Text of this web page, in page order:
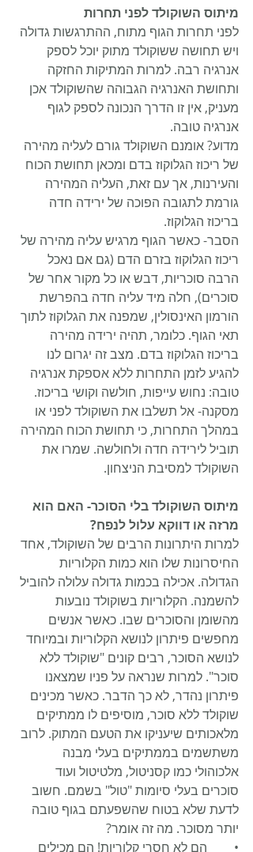
מיתוס השוקולד לפני תחרות
לפני תחרות הגוף מתוח, ההתרגשות גדולה
ויש תחושה ששוקולד מתוק יוכל לספק
אנרגיה רבה. למרות המתיקות החזקה
ותחושת האנרגיה הגבוהה שהשוקולד אכן
מעניק, אין זו הדרך הנכונה לספק לגוף
אנרגיה טובה.
מדוע? אומנם השוקולד גורם לעליה מהירה
של ריכוז הגלוקוז בדם ומכאן תחושת הכוח
והעירנות, אך עם זאת, העליה המהירה
גורמת לתגובה הפוכה של ירידה חדה
בריכוז הגלוקוז.
הסבר- כאשר הגוף מרגיש עליה מהירה של
ריכוז הגלוקוז בזרם הדם (גם אם נאכל
הרבה סוכריות, דבש או כל מקור אחר של
סוכרים), חלה מיד עליה חדה בהפרשת
הורמון האינסולין, שמפנה את הגלוקוז לתוך
תאי הגוף. כלומר, תהיה ירידה מהירה
בריכוז הגלוקוז בדם. מצב זה יגרום לנו
להגיע לזמן התחרות ללא אספקת אנרגיה
טובה: נחוש עייפות, חולשה וקושי בריכוז.
מסקנה- אל תשלבו את השוקולד לפני או
במהלך התחרות, כי תחושת הכוח המהירה
תוביל לירידה חדה ולחולשה. שמרו את
השוקולד למסיבת הניצחון.
מיתוס השוקולד בלי הסוכר- האם הוא
מרזה או דווקא עלול לנפח?
למרות היתרונות הרבים של השוקולד, אחד
החיסרונות שלו הוא כמות הקלוריות
הגדולה. אכילה בכמות גדולה עלולה להוביל
להשמנה. הקלוריות בשוקולד נובעות
מהשומן והסוכרים שבו. כאשר אנשים
מחפשים פיתרון לנושא הקלוריות ובמיוחד
לנושא הסוכר, רבים קונים "שוקולד ללא
סוכר". למרות שנראה על פניו שמצאנו
פיתרון נהדר, לא כך הדבר. כאשר מכינים
שוקולד ללא סוכר, מוסיפים לו ממתיקים
מלאכותים שיעניקו את הטעם המתוק. לרוב
משתשמים בממתיקים בעלי מבנה
אלכוהולי כמו קסניטול, מלטיטול ועוד
סוכרים בעלי סיומות "טול" בשמם. חשוב
לדעת שלא בטוח שהשפעתם בגוף טובה
יותר מסוכר. מה זה אומר?
•	הם לא חסרי קלוריות! הם מכילים